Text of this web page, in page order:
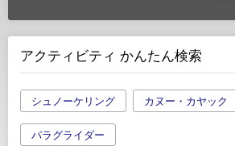
アクティビティ かんたん検索
シュノーケリング カヌー・カヤック
パラグライダー